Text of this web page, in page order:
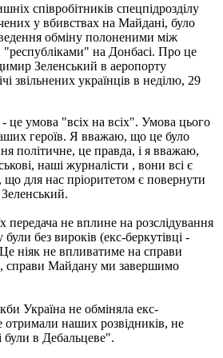
співробітників спецпідрозділу
у вбивствах на Майдані, було
обміну полоненими між
"республіками" на Донбасі. Про це
Зеленський в аеропорту
звільнених українців в неділю, 29
це умова "всіх на всіх". Умова цього
героїв. Я вважаю, що це було
політичне, це правда, і я вважаю,
наші журналісти , вони всі є
для нас пріоритетом є повернути
передача не вплине на розслідування
без вироків (екс-беркутівці -
ніяк не впливатиме на справи
справи Майдану ми завершимо
Україна не обміняла екс-
отримали наших розвідників, не
були в Дебальцеве".